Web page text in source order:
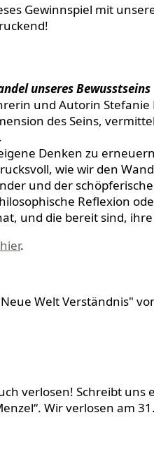
Gewinnspiel mit
unseres Bewusstseins
und Autorin Stefanie
des Seins,
Denken zu
wie wir den
und der
Reflexion
und die bereit sind,
hier.
verlosen! Schreibt
Wir verlosen am